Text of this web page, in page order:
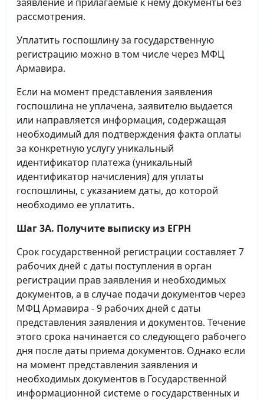
рассмотрения.
Уплатить госпошлину за государственную
регистрацию можно в том числе через МФЦ
Армавира.
Если на момент представления заявления
госпошлина не уплачена, заявителю выдается
или направляется информация, содержащая
необходимый для подтверждения факта оплаты
за конкретную услугу уникальный
идентификатор платежа (уникальный
идентификатор начисления) для уплаты
госпошлины, с указанием даты, до которой
необходимо ее уплатить.
Шаг 3А. Получите выписку из ЕГРН
Срок государственной регистрации составляет 7
рабочих дней с даты поступления в орган
регистрации прав заявления и необходимых
документов, а в случае подачи документов через
МФЦ Армавира - 9 рабочих дней с даты
представления заявления и документов. Течение
этого срока начинается со следующего рабочего
дня после даты приема документов. Однако если
на момент представления заявления и
необходимых документов в Государственной
информационной системе о государственных и